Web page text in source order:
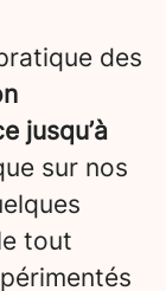
des
jusqu’à
sur nos
tout